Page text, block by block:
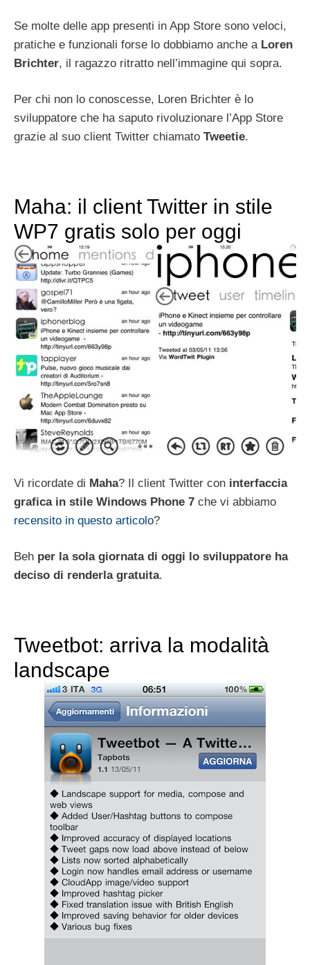
Se molte delle app presenti in App Store sono veloci,
pratiche e funzionali forse lo dobbiamo anche a Loren
Brichter, il ragazzo ritratto nell’immagine qui sopra.
Per chi non lo conoscesse, Loren Brichter è lo
sviluppatore che ha saputo rivoluzionare l’App Store
grazie al suo client Twitter chiamato Tweetie.
Maha: il client Twitter in stile
WP7 gratis solo per oggi
Vi ricordate di Maha? Il client Twitter con interfaccia
grafica in stile Windows Phone 7 che vi abbiamo
recensito in questo articolo?
Beh per la sola giornata di oggi lo sviluppatore ha
deciso di renderla gratuita.
Tweetbot: arriva la modalità
landscape